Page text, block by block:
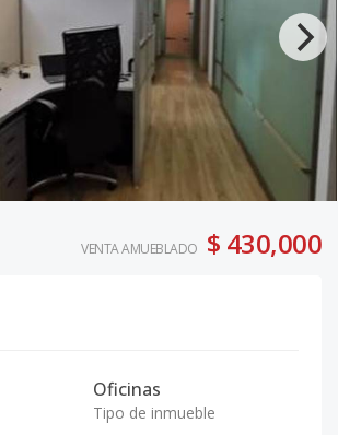
VENTA AMUEBLADO $ 430,000
Oficinas
Tipo de inmueble